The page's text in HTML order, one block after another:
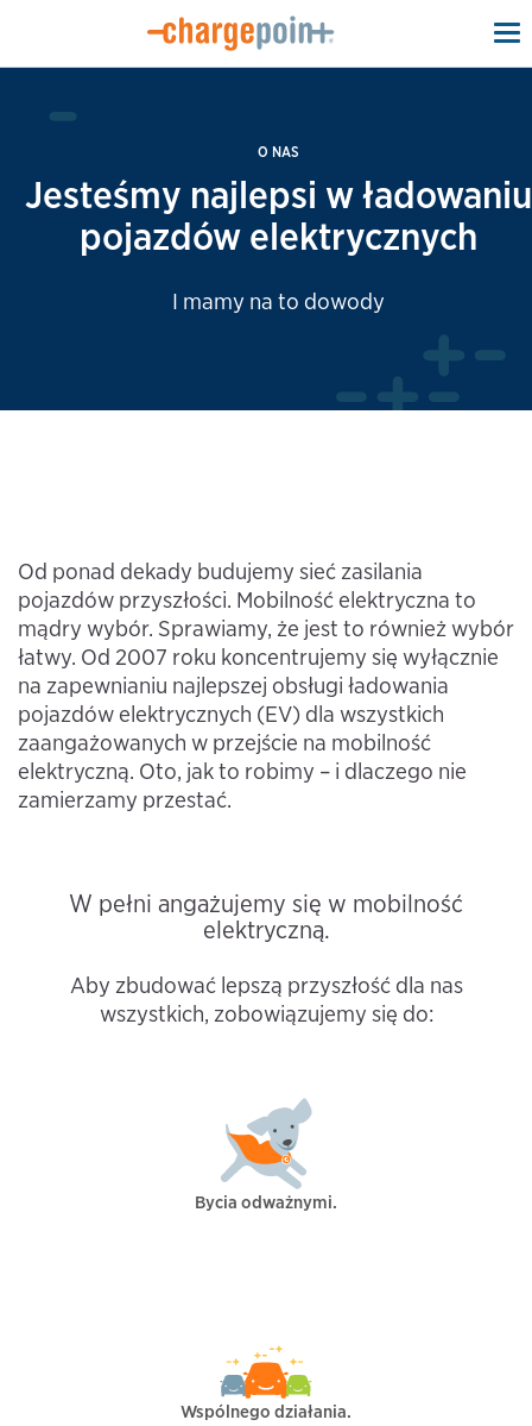
O NAS
Jesteśmy najlepsi w ładowaniu
pojazdów elektrycznych
I mamy na to dowody
Od ponad dekady budujemy sieć zasilania
pojazdów przyszłości. Mobilność elektryczna to
mądry wybór. Sprawiamy, że jest to również wybór
łatwy. Od 2007 roku koncentrujemy się wyłącznie
na zapewnianiu najlepszej obsługi ładowania
pojazdów elektrycznych (EV) dla wszystkich
zaangażowanych w przejście na mobilność
elektryczną. Oto, jak to robimy – i dlaczego nie
zamierzamy przestać.
W pełni angażujemy się w mobilność
elektryczną.
Aby zbudować lepszą przyszłość dla nas
wszystkich, zobowiązujemy się do:
Bycia odważnymi.
Wspólnego działania.